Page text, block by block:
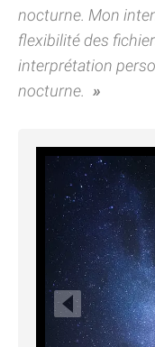
nocturne. Mon
flexibilité des
interprétation
nocturne.